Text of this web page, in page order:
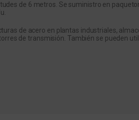
de 6 metros. Se suministro en
de acero en plantas industriales,
de transmisión. También se pueden